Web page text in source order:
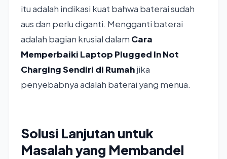
itu adalah indikasi kuat bahwa baterai sudah
aus dan perlu diganti. Mengganti baterai
adalah bagian krusial dalam Cara
Memperbaiki Laptop Plugged In Not
Charging Sendiri di Rumahjika
penyebabnya adalah baterai yang menua.
Solusi Lanjutan untuk
Masalah yang Membandel